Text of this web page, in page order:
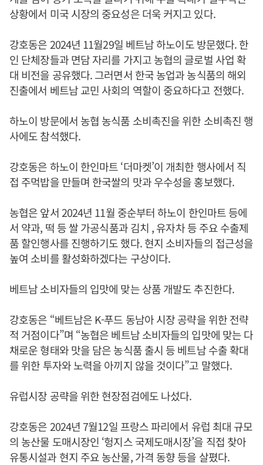
상황에서 미국 시장의 중요성은 더욱 커지고 있다.
강호동은 2024년 11월29일 베트남 하노이도 방문했다. 한
인 단체장들과 면담 자리를 가지고 농협의 글로벌 사업 확
대 비전을 공유했다. 그러면서 한국 농업과 농식품의 해외
진출에서 베트남 교민 사회의 역할이 중요하다고 전했다.
하노이 방문에서 농협 농식품 소비촉진을 위한 소비촉진 행
사에도 참석했다.
강호동은 하노이 한인마트 ‘더마켓’이 개최한 행사에서 직
접 주먹밥을 만들며 한국쌀의 맛과 우수성을 홍보했다.
농협은 앞서 2024년 11월 중순부터 하노이 한인마트 등에
서 약과, 떡 등 쌀 가공식품과 김치 , 유자차 등 주요 수출제
품 할인행사를 진행하기도 했다. 현지 소비자들의 접근성을
높여 소비를 활성화하겠다는 구상이다.
베트남 소비자들의 입맛에 맞는 상품 개발도 추진한다.
강호동은 “베트남은 K-푸드 동남아 시장 공략을 위한 전략
적 거점이다”며 “농협은 베트남 소비자들의 입맛에 맞는 다
채로운 형태와 맛을 담은 농식품 출시 등 베트남 수출 확대
를 위한 투자와 노력을 아끼지 않을 것이다”고 말했다.
유럽시장 공략을 위한 현장점검에도 나섰다.
강호동은 2024년 7월12일 프랑스 파리에서 유럽 최대 규모
의 농산물 도매시장인 ‘헝지스 국제도매시장’을 직접 찾아
유통시설과 현지 주요 농산물, 가격 동향 등을 살폈다.